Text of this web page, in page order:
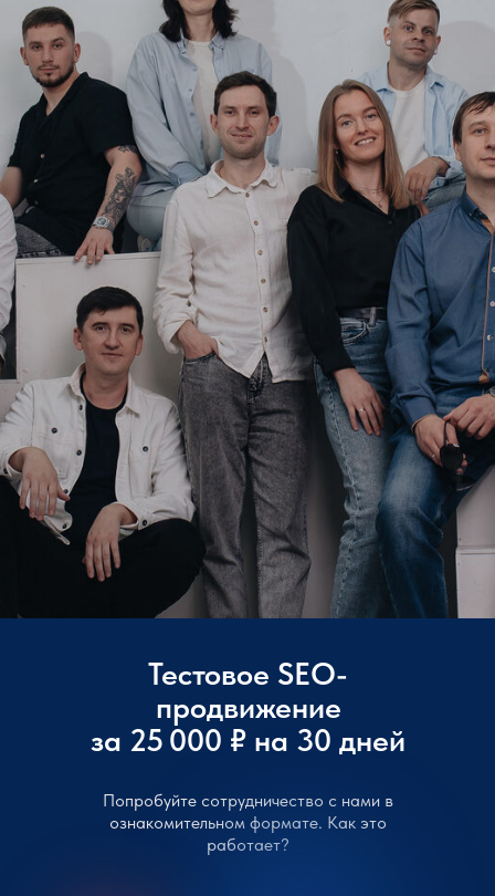
Попробуйте сотрудничество с нами в
ознакомительном формате. Как это
работает?
Тестовое SEO-
продвижение
за 25 000 ₽ на 30 дней